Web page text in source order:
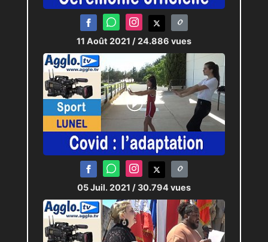
11 Août 2021 / 24.886 vues
05 Juil. 2021 / 30.794 vues